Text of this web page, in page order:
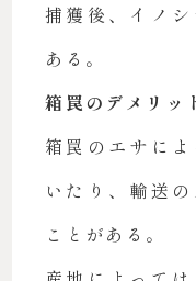
捕獲後、イノ
ある。
箱罠のデメリッ
箱罠のエサに
いたり、輸送
ことがある。